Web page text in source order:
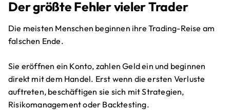
Der größte Fehler vieler Trader
Die meisten Menschen beginnen ihre Trading-Reise am
falschen Ende.
Sie eröffnen ein Konto, zahlen Geld ein und beginnen
direkt mit dem Handel. Erst wenn die ersten Verluste
auftreten, beschäftigen sie sich mit Strategien,
Risikomanagement oder Backtesting.